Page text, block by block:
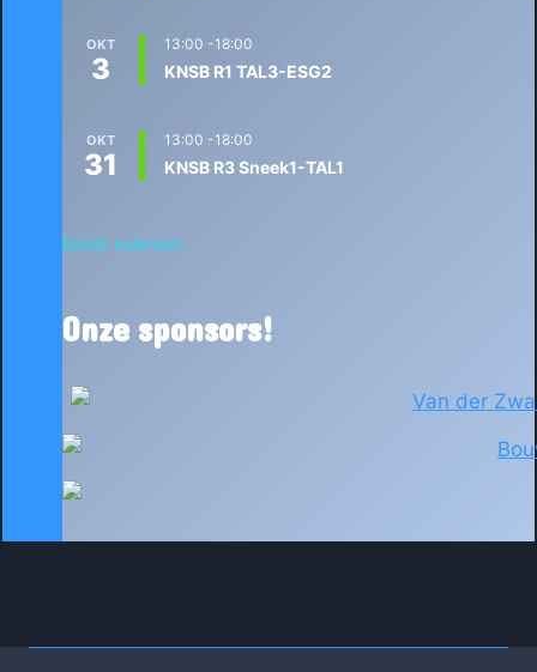
OKT
3
13:00 -18:00
KNSB R1 TAL3-ESG2
OKT
31
13:00 -18:00
KNSB R3 Sneek1-TAL1
Bekijk kalender
Onze sponsors!